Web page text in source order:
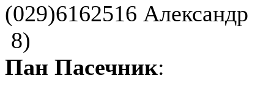
(029)6162516 Александр
8)
Пан Пасечник: